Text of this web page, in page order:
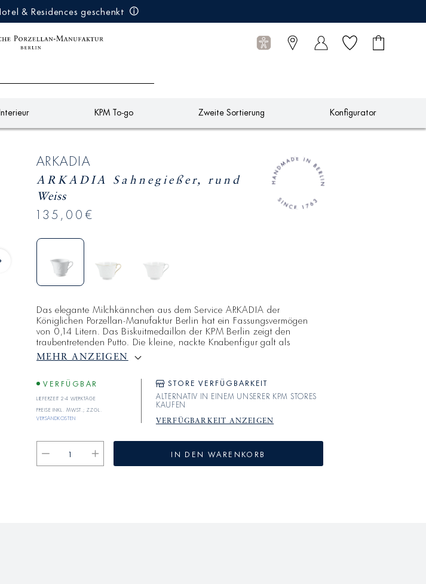
& Residences geschenkt
Wunschliste
Warenkorb
0
KPM To-go Zweite Sortierung Konfigurator
ARKADIA
ARKADIA Sahnegießer, rund
Weiss
135,00€
Das elegante Milchkännchen aus dem Service ARKADIA der
Königlichen Porzellan-Manufaktur Berlin hat ein Fassungsvermögen
von 0,14 Litern. Das Biskuitmedaillon der KPM Berlin zeigt den
traubentretenden Putto. Die kleine, nackte Knabenfigur galt als
verniedlichte Gestalt des griechisch-römischen Liebesgottes. Auf der
festlich gedeckten Tafel verschmelzen die einzelnen Teile von
Formgebung des Porzellans und den kun
MEHR ANZEIGEN
VERFÜGBAR
Lieferzeit 2-4 Werktage
Preise inkl. MwSt.; zzgl.
Versandkosten
STORE VERFÜGBARKEIT
ALTERNATIV IN EINEM UNSERER KPM STORES
KAUFEN
VERFÜGBARKEIT ANZEIGEN
Verringere
die
Erhöhe
die
IN DEN WARENKORB